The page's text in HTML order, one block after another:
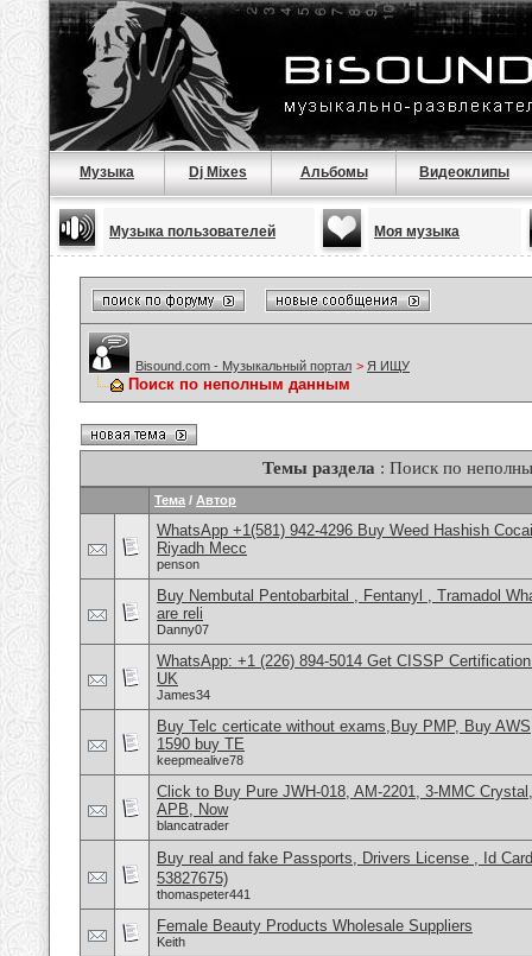
Музыка Dj Mixes Альбомы Видеоклипы
Музыка пользователей Моя музыка
Bisound.com - Музыкальный портал > Я ИЩУ
Поиск по неполным данным
Темы раздела : Поиск по
Тема / Автор
WhatsApp +1(581) 942-4296 Buy Weed Hashish
Riyadh Mecc
penson
Buy Nembutal Pentobarbital , Fentanyl , Tramadol
are reli
Danny07
WhatsApp: +1 (226) 894-5014​ Get CISSP
UK
James34
Buy Telc certicate without exams,Buy PMP, Buy
1590 buy TE
keepmealive78
Click to Buy Pure JWH-018, AM-2201, 3-MMC
APB, Now
blancatrader
Buy real and fake Passports, Drivers License , Id
53827675)
thomaspeter441
Female Beauty Products Wholesale Suppliers
Keith